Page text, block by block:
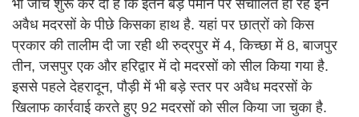
भी जांच शुरू कर दी है कि इतने बड़े पैमाने पर संचालित हो रहे इन
अवैध मदरसों के पीछे किसका हाथ है. यहां पर छात्रों को किस
प्रकार की तालीम दी जा रही थी रुद्रपुर में 4, किच्छा में 8, बाजपुर
तीन, जसपुर एक और हरिद्वार में दो मदरसों को सील किया गया है.
इससे पहले देहरादून, पौड़ी में भी बड़े स्तर पर अवैध मदरसों के
खिलाफ कार्रवाई करते हुए 92 मदरसों को सील किया जा चुका है.